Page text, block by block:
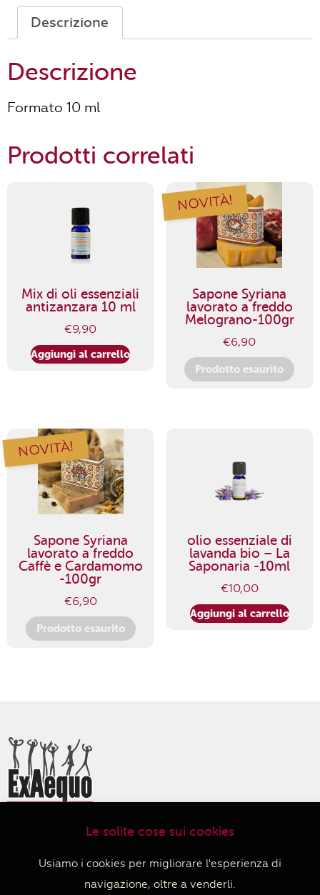
-10ml
quantità
Descrizione
Descrizione
Formato 10 ml
Prodotti correlati
Mix di oli essenziali
antizanzara 10 ml
€9,90
Aggiungi al carrello
NOVITÀ!
Sapone Syriana
lavorato a freddo
Melograno-100gr
€6,90
Prodotto esaurito
NOVITÀ!
Sapone Syriana
lavorato a freddo
Caffè e Cardamomo
-100gr
€6,90
Prodotto esaurito
olio essenziale di
lavanda bio – La
Saponaria -10ml
€10,00
Aggiungi al carrello
ExAequo Bottega del Mondo Cooperativa Sociale
40126 Bologna
Le solite cose sui cookies
Usiamo i cookies per migliorare l'esperienza di
navigazione, oltre a venderli.